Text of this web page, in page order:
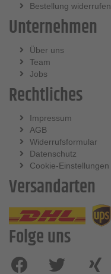
Bestellung widerrufen
Unternehmen
Über uns
Team
Jobs
Rechtliches
Impressum
AGB
Widerrufsformular
Datenschutz
Cookie-Einstellungen
Versandarten
Folge uns